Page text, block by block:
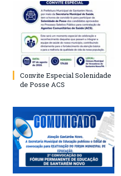
Convite Especial Solenidade
de Posse ACS